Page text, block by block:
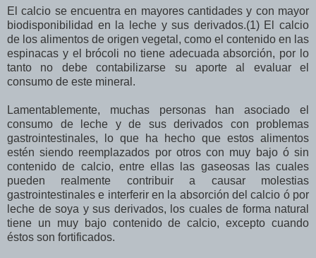
El calcio se encuentra en mayores cantidades y con mayor
biodisponibilidad en la leche y sus derivados.(1) El calcio
de los alimentos de origen vegetal, como el contenido en las
espinacas y el brócoli no tiene adecuada absorción, por lo
tanto no debe contabilizarse su aporte al evaluar el
consumo de este mineral.
Lamentablemente, muchas personas han asociado el
consumo de leche y de sus derivados con problemas
gastrointestinales, lo que ha hecho que estos alimentos
estén siendo reemplazados por otros con muy bajo ó sin
contenido de calcio, entre ellas las gaseosas las cuales
pueden realmente contribuir a causar molestias
gastrointestinales e interferir en la absorción del calcio ó por
leche de soya y sus derivados, los cuales de forma natural
tiene un muy bajo contenido de calcio, excepto cuando
éstos son fortificados.